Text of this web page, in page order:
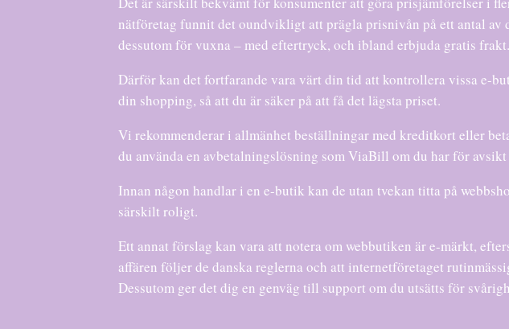
nätföretag funnit det oundvikligt att prägla prisnivån på ett antal av
dessutom för vuxna – med eftertryck, och ibland erbjuda gratis frakt.
Därför kan det fortfarande vara värt din tid att kontrollera vissa e-
din shopping, så att du är säker på att få det lägsta priset.
Vi rekommenderar i allmänhet beställningar med kreditkort eller
du använda en avbetalningslösning som ViaBill om du har för
Innan någon handlar i en e-butik kan de utan tvekan titta på
särskilt roligt.
Ett annat förslag kan vara att notera om webbutiken är e-märkt,
affären följer de danska reglerna och att internetföretaget
Dessutom ger det dig en genväg till support om du utsätts för